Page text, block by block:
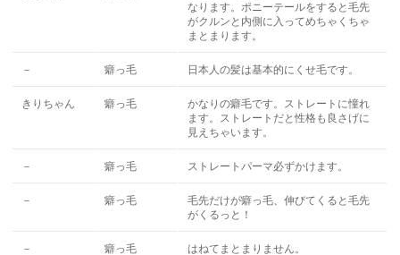
なります。ポニーテールをすると毛先
がクルンと内側に入ってめちゃくちゃ
まとまります。
－ 癖っ毛 日本人の髪は基本的にくせ毛です。
きりちゃん 癖っ毛
かなりの癖毛です。ストレートに憧れ
ます。ストレートだと性格も良さげに
見えちゃいます。
－ 癖っ毛 ストレートパーマ必ずかけます。
－ 癖っ毛
毛先だけが癖っ毛、伸びてくると毛先
がくるっと！
－ 癖っ毛 はねてまとまりません。